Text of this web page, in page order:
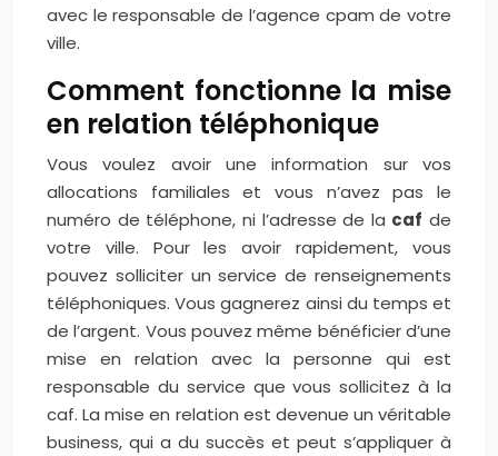
avec le responsable de l’agence cpam de votre
ville.
Comment fonctionne la mise
en relation téléphonique
Vous voulez avoir une information sur vos
allocations familiales et vous n’avez pas le
numéro de téléphone, ni l’adresse de la caf de
votre ville. Pour les avoir rapidement, vous
pouvez solliciter un service de renseignements
téléphoniques. Vous gagnerez ainsi du temps et
de l’argent. Vous pouvez même bénéficier d’une
mise en relation avec la personne qui est
responsable du service que vous sollicitez à la
caf. La mise en relation est devenue un véritable
business, qui a du succès et peut s’appliquer à